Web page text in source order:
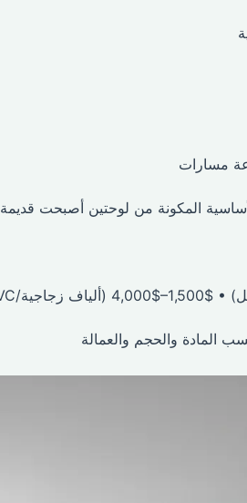
مسارات
المكونة من لوحتين أصبحت قديمة